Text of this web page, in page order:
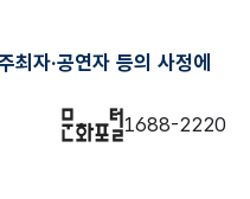
최자·공연자 등의 사정에
1688-2220